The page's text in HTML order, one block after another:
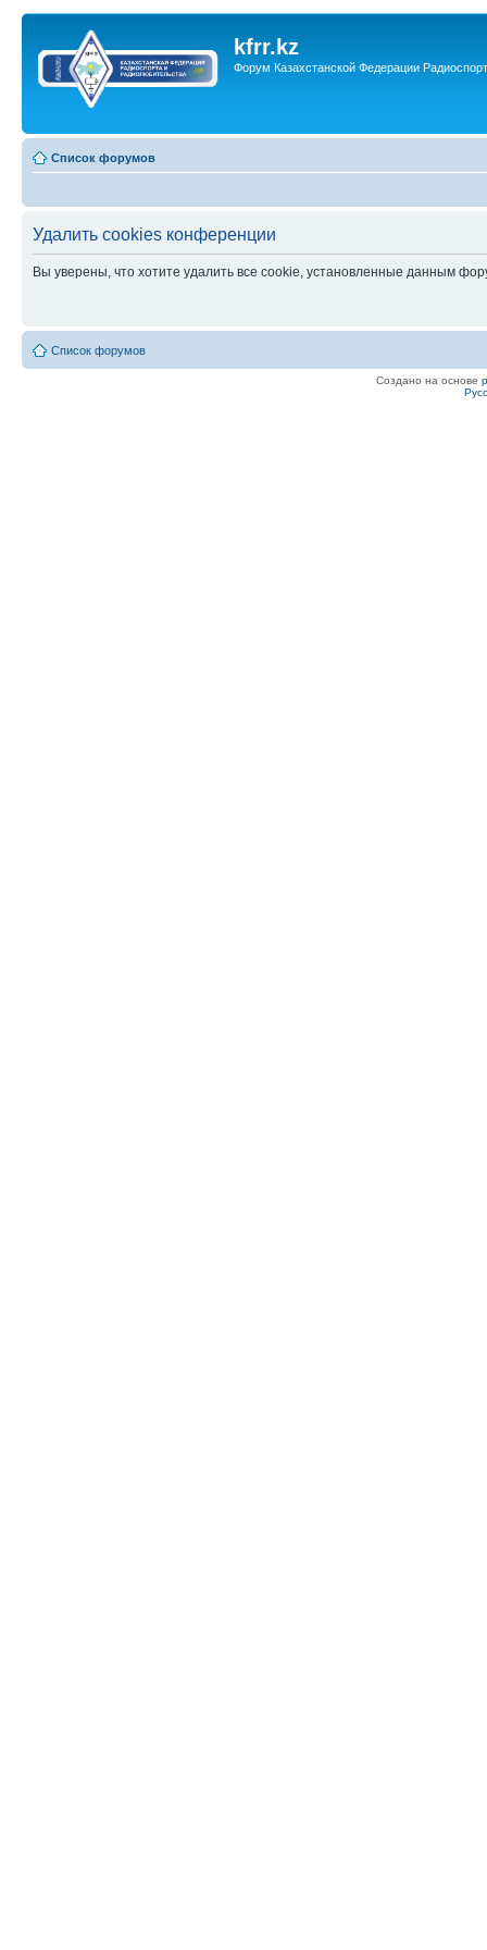
kfrr.kz
Форум Казахстанской Федерации
Список форумов
Удалить cookies конференции
Вы уверены, что хотите удалить все cookie, установленные данным
Список форумов
Создано на основе